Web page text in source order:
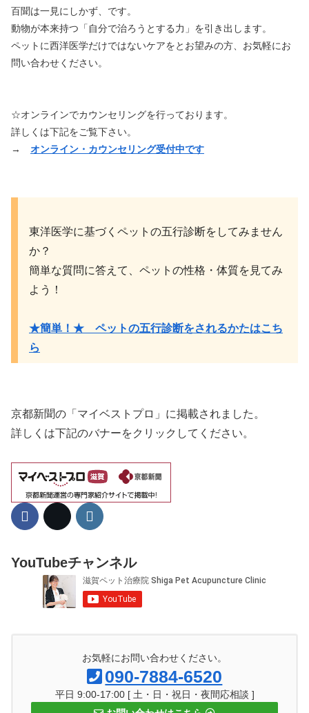
百聞は一見にしかず、です。
動物が本来持つ「自分で治ろうとする力」を引き出します。
ペットに西洋医学だけではないケアをとお望みの方、お気軽にお
問い合わせください。
☆オンラインでカウンセリングを行っております。
詳しくは下記をご覧下さい。
→ オンライン・カウンセリング受付中です
東洋医学に基づくペットの五行診断をしてみません
か？
簡単な質問に答えて、ペットの性格・体質を見てみ
よう！
★簡単！★ ペットの五行診断をされるかたはこち
ら
京都新聞の「マイベストプロ」に掲載されました。
詳しくは下記のバナーをクリックしてください。
YouTubeチャンネル
お気軽にお問い合わせください。
090-7884-6520
平日 9:00-17:00 [ 土・日・祝日・夜間応相談 ]